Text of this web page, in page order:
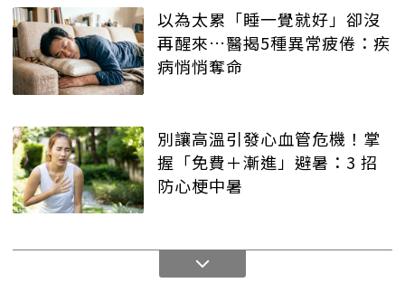
以為太累「睡一覺就好」卻沒
再醒來…醫揭5種異常疲倦：疾
病悄悄奪命
別讓高溫引發心血管危機！掌
握「免費＋漸進」避暑：3 招
防心梗中暑